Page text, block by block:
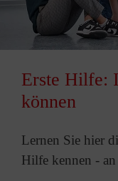
Erste Hilfe:
können
Lernen Sie hier
Hilfe kennen -